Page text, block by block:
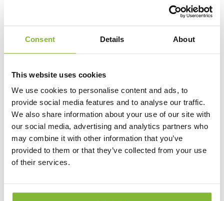
Consent Details About
This website uses cookies
We use cookies to personalise content and ads, to
provide social media features and to analyse our traffic.
We also share information about your use of our site with
our social media, advertising and analytics partners who
may combine it with other information that you’ve
provided to them or that they’ve collected from your use
of their services.
Vanaf:
15,35
per stuk, incl. BTW
Aantal